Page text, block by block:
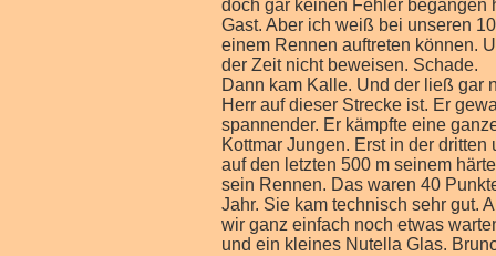
doch gar keinen Fehler begangen
Gast. Aber ich weiß bei unseren
einem Rennen auftreten können.
der Zeit nicht beweisen. Schade.
Dann kam Kalle. Und der ließ gar
Herr auf dieser Strecke ist. Er
spannender. Er kämpfte eine
Kottmar Jungen. Erst in der
auf den letzten 500 m seinem
sein Rennen. Das waren 40
Jahr. Sie kam technisch sehr gut.
wir ganz einfach noch etwas
und ein kleines Nutella Glas.